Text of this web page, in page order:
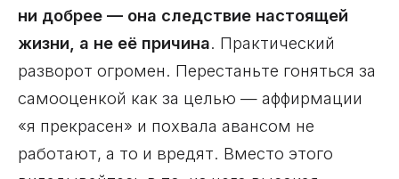
ни добрее — она следствие настоящей
жизни, а не её причина. Практический
разворот огромен. Перестаньте гоняться за
самооценкой как за целью — аффирмации
«я прекрасен» и похвала авансом не
работают, а то и вредят. Вместо этого